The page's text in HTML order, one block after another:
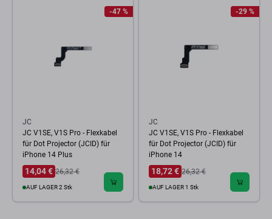
-47 %
JC
JC V1SE, V1S Pro - Flexkabel
für Dot Projector (JCID) für
iPhone 14 Plus
14,04 € 26,32 €
AUF LAGER 2 Stk
-29 %
JC
JC V1SE, V1S Pro - Flexkabel
für Dot Projector (JCID) für
iPhone 14
18,72 € 26,32 €
AUF LAGER 1 Stk